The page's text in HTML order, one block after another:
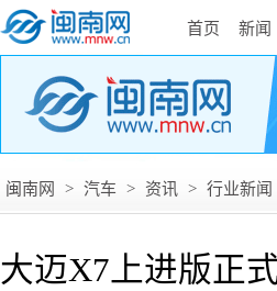
首页 新闻
闽南网 > 汽车 > 资讯 > 行业新闻
大迈X7上进版正